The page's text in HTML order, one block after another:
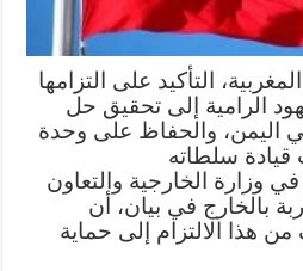
التأكيد على التزامها
الرامية إلى تحقيق حل
والحفاظ على وحدة
قيادة سلطاته
وزارة الخارجية والتعاون
بالخارج في بيان، أن
هذا الالتزام إلى حماية